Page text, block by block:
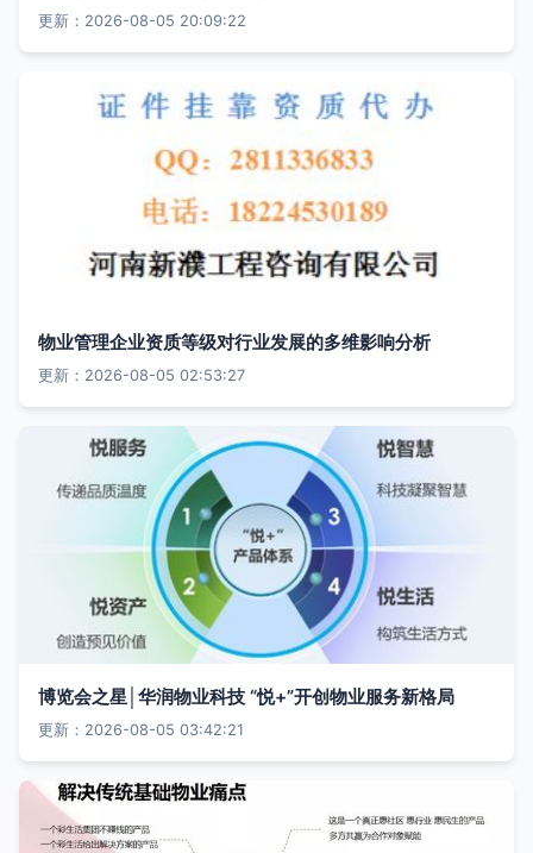
更新：2026-08-05 20:09:22
物业管理企业资质等级对行业发展的多维影响分析
更新：2026-08-05 02:53:27
博览会之星│华润物业科技 “悦+”开创物业服务新格局
更新：2026-08-05 03:42:21